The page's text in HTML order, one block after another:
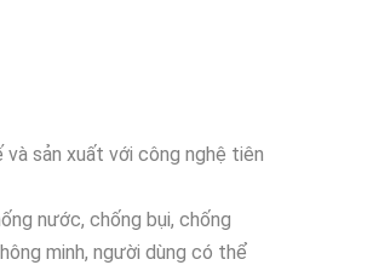
sản xuất với công nghệ tiên
nước, chống bụi, chống
minh, người dùng có thể